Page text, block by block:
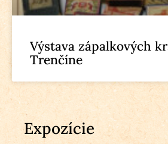
Výstava zápalkových
Trenčíne
Expozície